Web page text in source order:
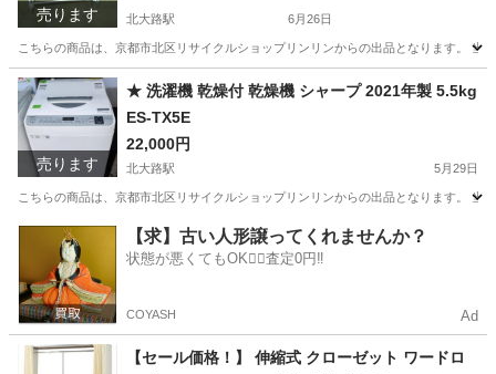
売ります 北大路駅 6月26日
こちらの商品は、京都市北区リサイクルショップリンリンからの出品となります。
京都 京都市 北大路駅 家具
売ります
★ 洗濯機 乾燥付 乾燥機 シャープ 2021年製 5.5kg
ES-TX5E
22,000円
北大路駅 5月29日
こちらの商品は、京都市北区リサイクルショップリンリンからの出品となります。
京都 京都市 北大路駅 生活家電 シャープ
【求】古い人形譲ってくれませんか？
状態が悪くてもOK🙆‍♀️査定0円‼️
COYASH Ad
【セール価格！】 伸縮式 クローゼット ワードロ